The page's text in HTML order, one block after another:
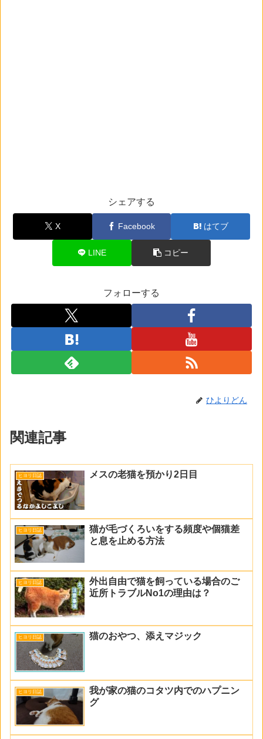
シェアする
X Facebook はてブ
LINE コピー
フォローする
ひよりどん
関連記事
ヒヨリ日誌 メスの老猫を預かり2日目
ヒヨリ日誌
猫が毛づくろいをする頻度や個猫差
と息を止める方法
ヒヨリ日誌
外出自由で猫を飼っている場合のご
近所トラブルNo1の理由は？
ヒヨリ日誌 猫のおやつ、添えマジック
ヒヨリ日誌
我が家の猫のコタツ内でのハプニン
グ